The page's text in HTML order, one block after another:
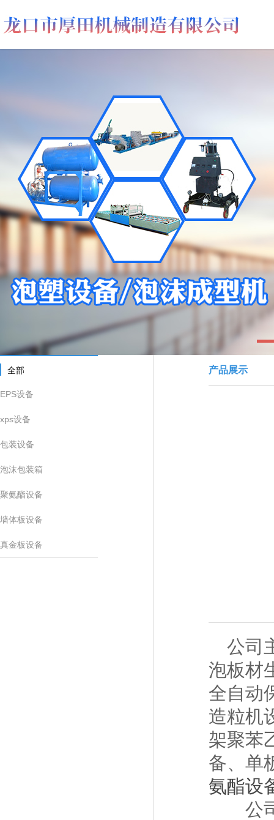
全部
EPS设备
xps设备
包装设备
泡沫包装箱
聚氨酯设备
墙体板设备
真金板设备
产品展示
公司
泡板材
全自动
造粒机
架聚苯
备、单
氨酯设
公司